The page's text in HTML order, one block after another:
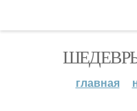
главная